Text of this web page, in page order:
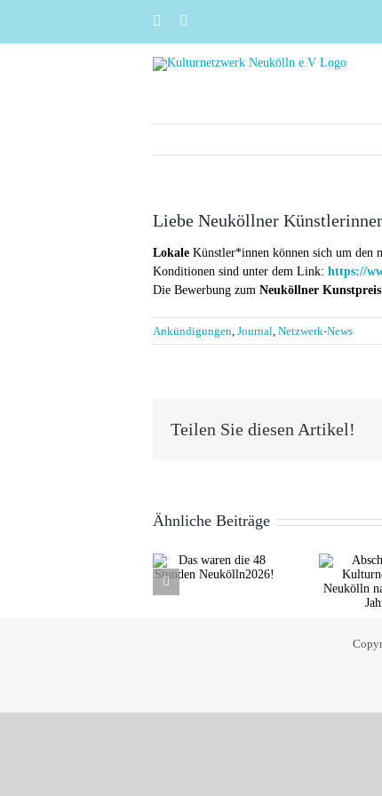
springen
Instagram
Liebe Neuköllner
Lokale Künstler*innen können sich um den
Konditionen sind unter dem Link: https://
Die Bewerbung zum Neuköllner Kunstpreis
Ankündigungen, Journal, Netzwerk-News
Teilen Sie diesen Artikel!
Ähnliche Beiträge
Abschied
Kulturnetzwerk